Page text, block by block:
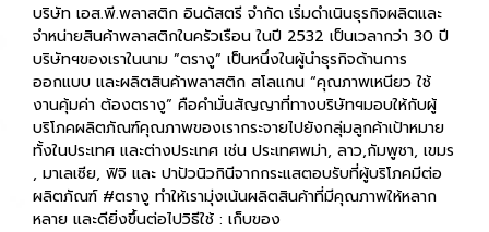
บริษัท เอส.พี.พลาสติก อินดัสตรี จำกัด เริ่มดำเนินธุรกิจผลิตและ
จำหน่ายสินค้าพลาสติกในครัวเรือน ในปี 2532 เป็นเวลากว่า 30 ปี
บริษัทฯของเราในนาม ”ตรางู” เป็นหนึ่งในผู้นำธุรกิจด้านการ
ออกแบบ และผลิตสินค้าพลาสติก สโลแกน “คุณภาพเหนียว ใช้
งานคุ้มค่า ต้องตรางู” คือคำมั่นสัญญาที่ทางบริษัทฯมอบให้กับผู้
บริโภคผลิตภัณฑ์คุณภาพของเรากระจายไปยังกลุ่มลูกค้าเป้าหมาย
ทั้งในประเทศ และต่างประเทศ เช่น ประเทศพม่า, ลาว,กัมพูชา, เขมร
, มาเลเซีย, ฟิจิ และ ปาปัวนิวกินีจากกระแสตอบรับที่ผู้บริโภคมีต่อ
ผลิตภัณฑ์ #ตรางู ทำให้เรามุ่งเน้นผลิตสินค้าที่มีคุณภาพให้หลาก
หลาย และดียิ่งขึ้นต่อไปวิธีใช้ : เก็บของ